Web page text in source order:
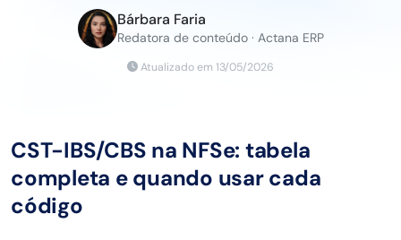
Bárbara Faria
Redatora de conteúdo · Actana ERP
Atualizado em 13/05/2026
CST-IBS/CBS na NFSe: tabela
completa e quando usar cada
código